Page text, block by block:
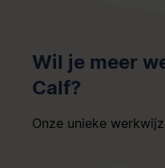
Wil je meer
Calf?
Onze unieke